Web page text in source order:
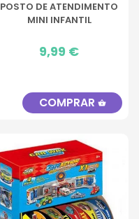
POSTO DE ATENDIMENTO
MINI INFANTIL
Preço
9,99 €
COMPRAR shopping_basket